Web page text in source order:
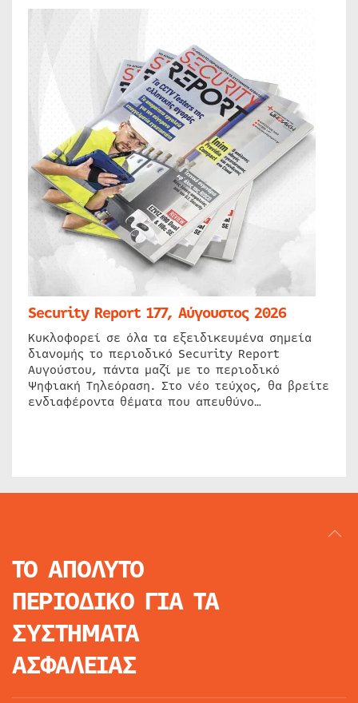
Security Report 177, Αύγουστος 2026
Κυκλοφορεί σε όλα τα εξειδικευμένα σημεία
διανομής το περιοδικό Security Report
Αυγούστου, πάντα μαζί με το περιοδικό
Ψηφιακή Τηλεόραση. Στο νέο τεύχος, θα βρείτε
ενδιαφέροντα θέματα που απευθύνο…
ΤΟ ΑΠΟΛΥΤΟ
ΠΕΡΙΟΔΙΚΟ ΓΙΑ ΤΑ
ΣΥΣΤΗΜΑΤΑ
ΑΣΦΑΛΕΙΑΣ